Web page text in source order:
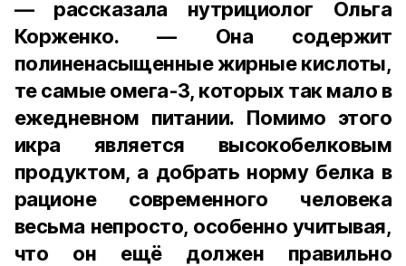
— рассказала нутрициолог Ольга
Корженко. — Она содержит
полиненасыщенные жирные кислоты,
те самые омега-3, которых так мало в
ежедневном питании. Помимо этого
икра является высокобелковым
продуктом, а добрать норму белка в
рационе современного человека
весьма непросто, особенно учитывая,
что он ещё должен правильно